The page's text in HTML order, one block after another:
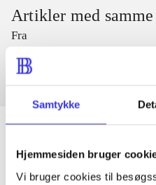
Samtykke
Hjemmesiden bruger
Vi bruger cookies til
Artikler med
Fra
Artikler